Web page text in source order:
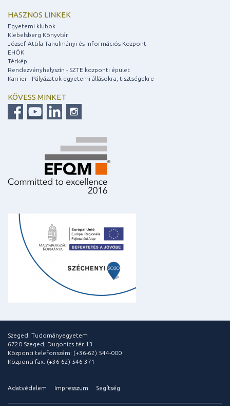
HASZNOS LINKEK
Egyetemi klubok
Klebelsberg Könyvtár
József Attila Tanulmányi és Információs Központ
EHÖK
Térkép
Rendezvényhelyszín - SZTE központi épület
Karrier - Pályázatok egyetemi állásokra, tisztségekre
KÖVESS MINKET
Szegedi Tudományegyetem
6720 Szeged, Dugonics tér 13.
Központi telefonszám: (+36-62) 544-000
Központi fax: (+36-62) 546-371
Adatvédelem Impresszum Segítség